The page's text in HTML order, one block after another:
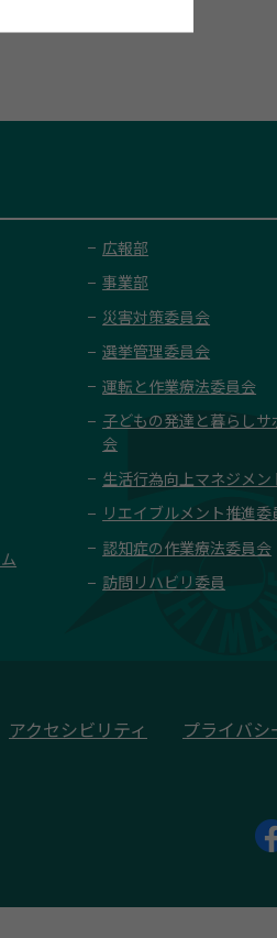
広報部
事業部
災害対策委員会
選挙管理委員会
運転と作業療法委員会
子どもの発達と暮らしサ
会
生活行為向上マネジメン
リエイブルメント推進委
認知症の作業療法委員会
訪問リハビリ委員
アクセシビリティ プライバシ